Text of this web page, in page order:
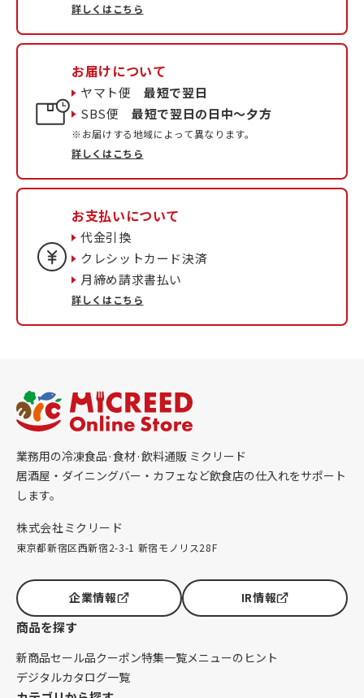
詳しくはこちら
お届けについて
ヤマト便最短で翌日
SBS便最短で翌日の日中〜夕方
※お届けする地域によって異なります。
詳しくはこちら
お支払いについて
代金引換
クレシットカード決済
月締め請求書払い
詳しくはこちら
業務用の冷凍食品·食材·飲料通販 ミクリード
居酒屋・ダイニングバー・カフェなど飲食店の仕入れをサポート
します。
株式会社ミクリード
東京都新宿区西新宿2-3-1 新宿モノリス28F
企業情報 IR情報
商品を探す
新商品セール品クーポン特集一覧メニューのヒント
デジタルカタログ一覧